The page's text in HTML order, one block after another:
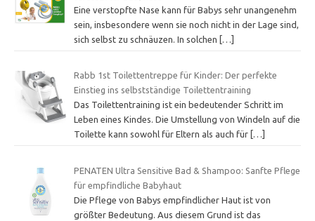
Eine verstopfte Nase kann für Babys sehr unangenehm
sein, insbesondere wenn sie noch nicht in der Lage sind,
sich selbst zu schnäuzen. In solchen
[…]
Rabb 1st Toilettentreppe für Kinder: Der perfekte
Einstieg ins selbstständige Toilettentraining
Das Toilettentraining ist ein bedeutender Schritt im
Leben eines Kindes. Die Umstellung von Windeln auf die
Toilette kann sowohl für Eltern als auch für […]
PENATEN Ultra Sensitive Bad & Shampoo: Sanfte Pflege
für empfindliche Babyhaut
Die Pflege von Babys empfindlicher Haut ist von
größter Bedeutung. Aus diesem Grund ist das